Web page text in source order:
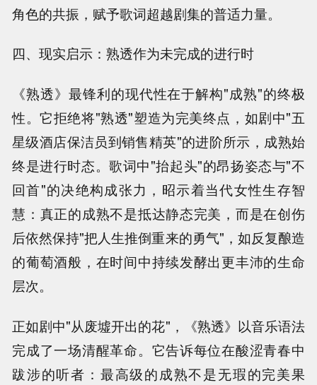
角色的共振，赋予歌词超越剧集的普适力量。
四、现实启示：熟透作为未完成的进行时
《熟透》最锋利的现代性在于解构"成熟"的终极
性。它拒绝将"熟透"塑造为完美终点，如剧中"五
星级酒店保洁员到销售精英"的进阶所示，成熟始
终是进行时态。歌词中"抬起头"的昂扬姿态与"不
回首"的决绝构成张力，昭示着当代女性生存智
慧：真正的成熟不是抵达静态完美，而是在创伤
后依然保持"把人生推倒重来的勇气"，如反复酿造
的葡萄酒般，在时间中持续发酵出更丰沛的生命
层次。
正如剧中"从废墟开出的花"，《熟透》以音乐语法
完成了一场清醒革命。它告诉每位在酸涩青春中
跋涉的听者：最高级的成熟不是无瑕的完美果